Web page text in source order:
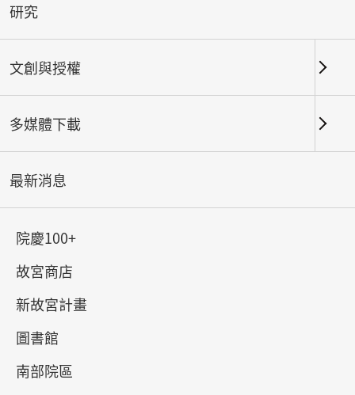
研究
文創與授權
多媒體下載
最新消息
院慶100+
故宮商店
新故宮計畫
圖書館
南部院區